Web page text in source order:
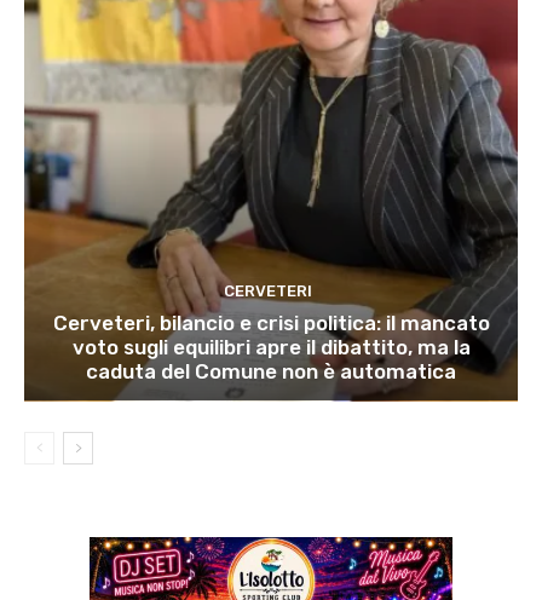
CERVETERI
Cerveteri, bilancio e crisi politica: il mancato
voto sugli equilibri apre il dibattito, ma la
caduta del Comune non è automatica